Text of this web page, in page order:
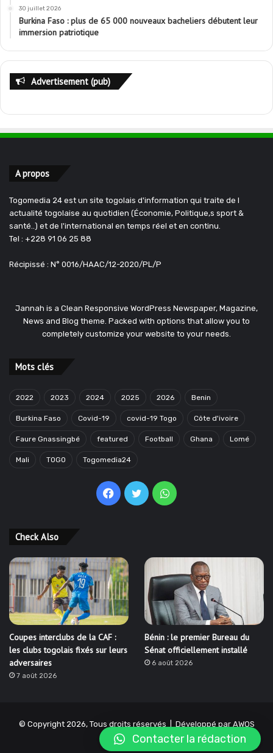
30 juillet 2026
Burkina Faso : plus de 65 000 nouveaux bacheliers débutent leur
immersion patriotique
Advertisement (pub)
A propos
Togomedia 24 est un site togolais d'information qui traite de l
actualité togolaise au quotidien (Économie, Politique,s sport &
santé..) et de l'international en temps réel et en continu.
Tel : +228 91 06 25 88
Récipissé : N° 0016/HAAC/12-2020/PL/P
Jannah is a Clean Responsive WordPress Newspaper, Magazine,
News and Blog theme. Packed with options that allow you to
completely customize your website to your needs.
Mots clés
2022 2023 2024 2025 2026 Benin
Burkina Faso Covid-19 covid-19 Togo Côte d'ivoire
Faure Gnassingbé featured Football Ghana Lomé
Mali TOGO Togomedia24
Facebook
TwitterWhatsApp
Check Also
Coupes interclubs de la CAF :
les clubs togolais fixés sur leurs
adversaires
7 août 2026
Bénin : le premier Bureau du
Sénat officiellement installé
6 août 2026
© Copyright 2026, Tous droits réservés | Développé par AWOS
SOLUTIONS
Contacter la rédaction